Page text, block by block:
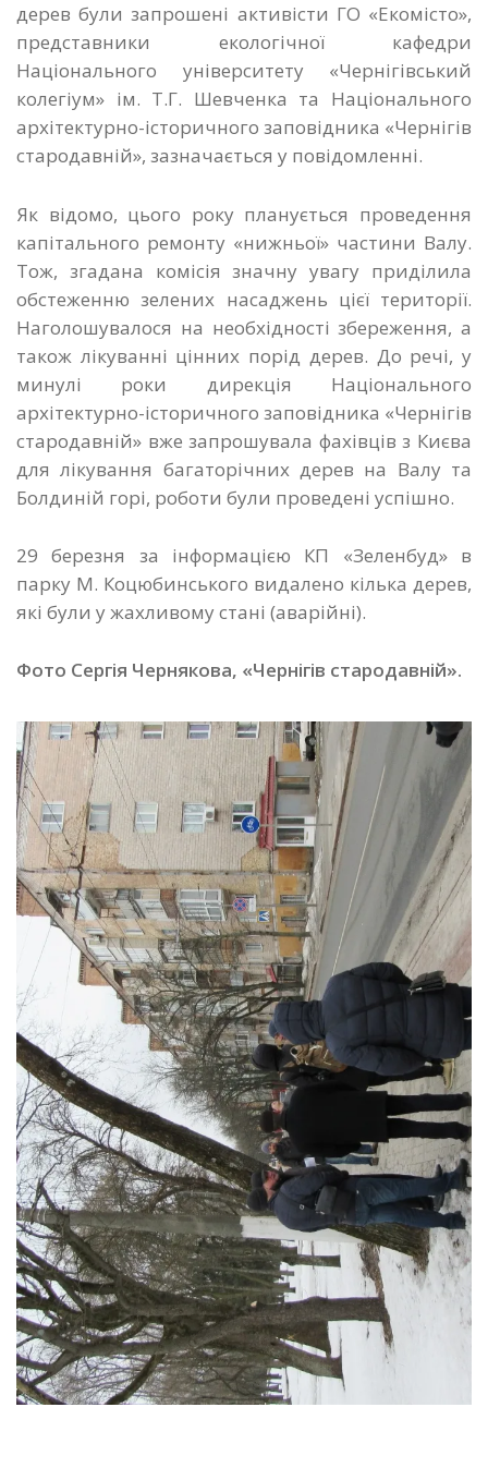
дерев були запрошені активісти ГО «Екомісто»,
представники екологічної кафедри
Національного університету «Чернігівський
колегіум» ім. Т.Г. Шевченка та Національного
архітектурно-історичного заповідника «Чернігів
стародавній», зазначається у повідомленні.
Як відомо, цього року планується проведення
капітального ремонту «нижньої» частини Валу.
Тож, згадана комісія значну увагу приділила
обстеженню зелених насаджень цієї території.
Наголошувалося на необхідності збереження, а
також лікуванні цінних порід дерев. До речі, у
минулі роки дирекція Національного
архітектурно-історичного заповідника «Чернігів
стародавній» вже запрошувала фахівців з Києва
для лікування багаторічних дерев на Валу та
Болдиній горі, роботи були проведені успішно.
29 березня за інформацією КП «Зеленбуд» в
парку М. Коцюбинського видалено кілька дерев,
які були у жахливому стані (аварійні).
Фото Сергія Чернякова, «Чернігів стародавній».